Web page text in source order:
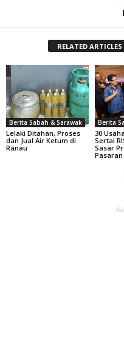
RELATED ARTICLES
Berita Sabah & Sarawak
Lelaki Ditahan, Proses
dan Jual Air Ketum di
Ranau
Berita
30
Sertai
Sasar
Pasaran
-